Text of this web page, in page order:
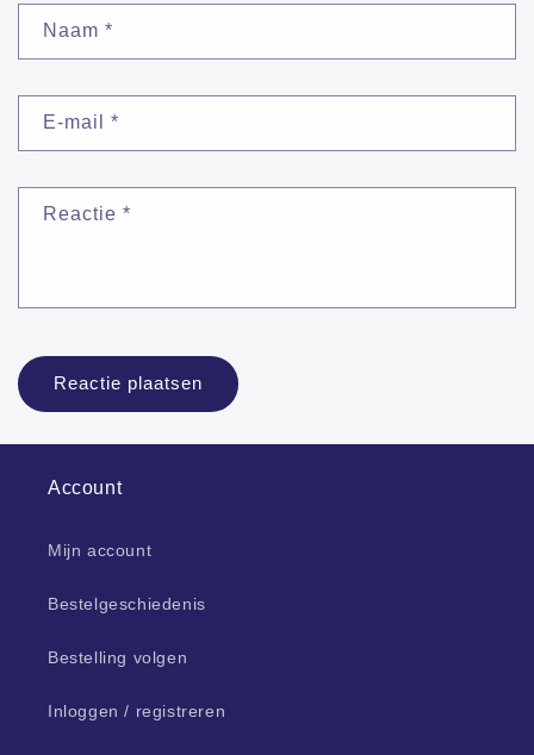
Naam *
E-mail *
Reactie *
Account
Mijn account
Bestelgeschiedenis
Bestelling volgen
Inloggen / registreren